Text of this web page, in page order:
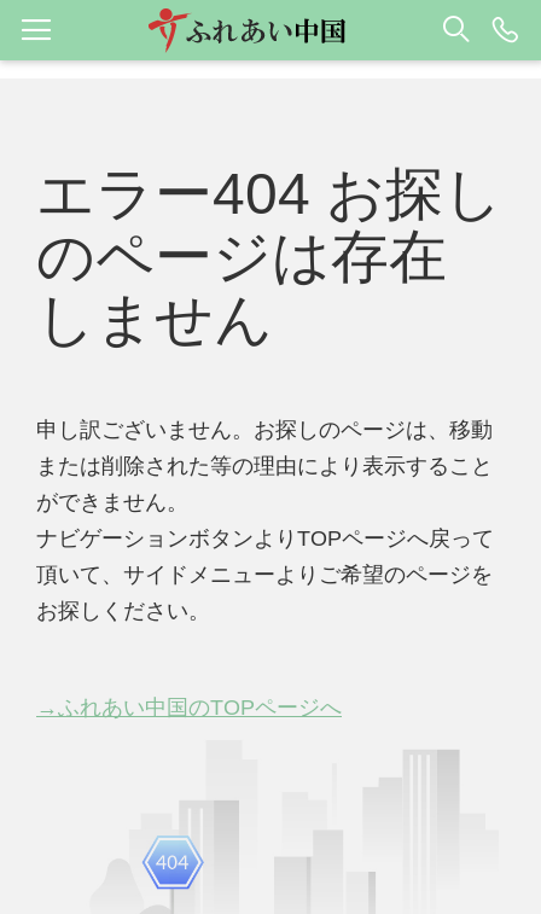
エラー404 お探し
のページは存在
しません
申し訳ございません。お探しのページは、移動
または削除された等の理由により表示すること
ができません。
ナビゲーションボタンよりTOPページへ戻って
頂いて、サイドメニューよりご希望のページを
お探しください。
→ふれあい中国のTOPページへ